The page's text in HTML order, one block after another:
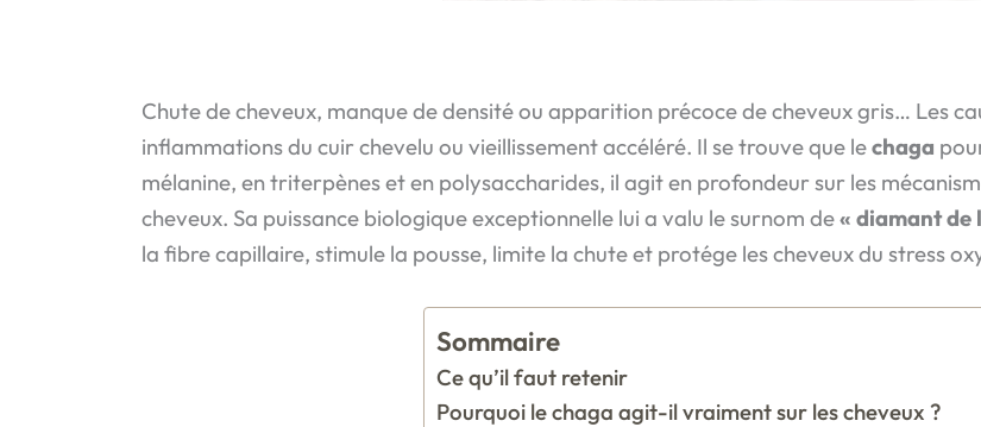
Chute de cheveux, manque de densité ou apparition précoce de cheveux gris… Les
inflammations du cuir chevelu ou vieillissement accéléré. Il se trouve que lechaga
mélanine, en triterpènes et en polysaccharides, il agit en profondeur sur les
cheveux. Sa puissance biologique exceptionnelle lui a valu le surnom de« diamant de
la fibre capillaire, stimule la pousse, limite la chute et protége les cheveux du stress
Sommaire
Ce qu’il faut retenir
Pourquoi le chaga agit-il vraiment sur les cheveux ?